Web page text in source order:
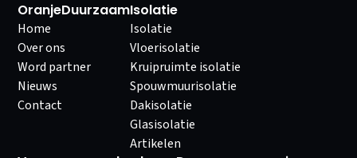
OranjeDuurzaam
Home
Over ons
Word partner
Nieuws
Contact
Isolatie
Isolatie
Vloerisolatie
Kruipruimte isolatie
Spouwmuurisolatie
Dakisolatie
Glasisolatie
Artikelen